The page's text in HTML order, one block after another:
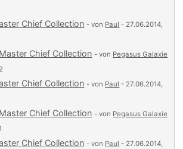
Chief Collection - von Paul - 27.06.2014,
Chief Collection - von Pegasus Galaxie
Chief Collection - von Paul - 27.06.2014,
Chief Collection - von Pegasus Galaxie
Chief Collection - von Paul - 27.06.2014,